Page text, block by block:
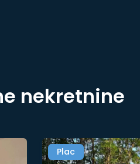
nekretnine
Plac